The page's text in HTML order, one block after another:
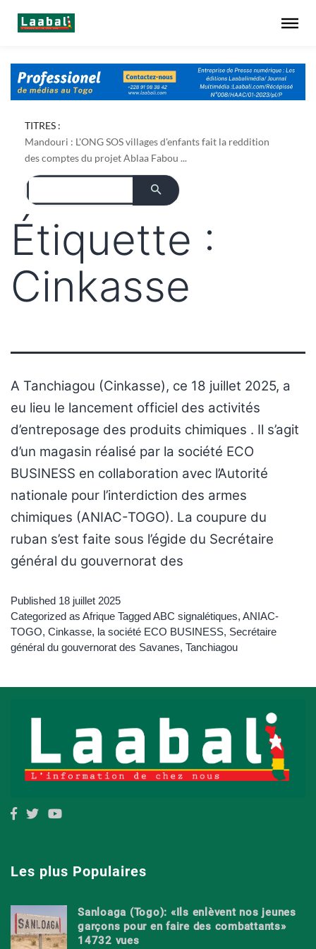
TITRES :
Mandouri : L'ONG SOS villages d'enfants fait la reddition
des comptes du projet Ablaa Fabou ...
Étiquette :
Cinkasse
A Tanchiagou (Cinkasse), ce 18 juillet 2025, a
eu lieu le lancement officiel des activités
d’entreposage des produits chimiques . Il s’agit
d’un magasin réalisé par la société ECO
BUSINESS en collaboration avec l’Autorité
nationale pour l’interdiction des armes
chimiques (ANIAC-TOGO). La coupure du
ruban s’est faite sous l’égide du Secrétaire
général du gouvernorat des
Published 18 juillet 2025
Categorized as Afrique TaggedABC signalétiques, ANIAC-
TOGO, Cinkasse, la société ECO BUSINESS, Secrétaire
général du gouvernorat des Savanes, Tanchiagou
Les plus Populaires
Sanloaga (Togo): «Ils enlèvent nos jeunes
garçons pour en faire des combattants»
14732 vues